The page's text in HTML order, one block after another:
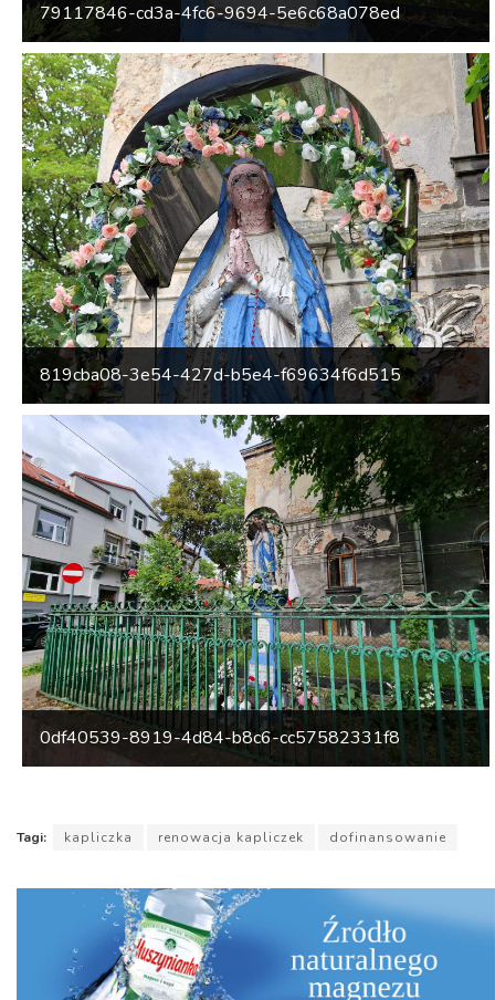
79117846-cd3a-4fc6-9694-5e6c68a078ed
819cba08-3e54-427d-b5e4-f69634f6d515
0df40539-8919-4d84-b8c6-cc57582331f8
Tagi: kapliczka renowacja kapliczek dofinansowanie